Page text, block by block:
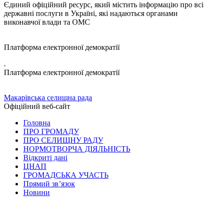
Єдиний офіційний ресурс, який містить інформацію про всі
державні послуги в Україні, які надаються органами
виконавчої влади та ОМС
Платформа електронної демократії
.
Платформа електронної демократії
Макарівська селищна рада
Офіційний веб-сайт
Головна
ПРО ГРОМАДУ
ПРО СЕЛИЩНУ РАДУ
НОРМОТВОРЧА ДІЯЛЬНІСТЬ
Відкриті дані
ЦНАП
ГРОМАДСЬКА УЧАСТЬ
Прямий зв’язок
Новини